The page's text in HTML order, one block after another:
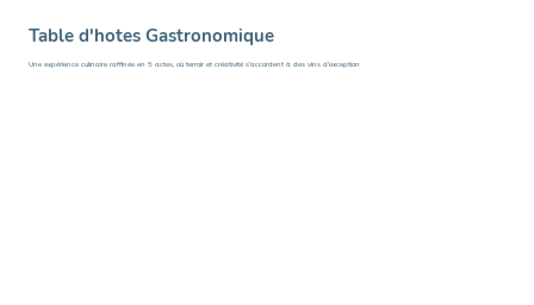
Table d'hotes Gastronomique
Une expérience culinaire raffinée en 5 actes, où terroir et créativité s’accordent à des vins d’exception